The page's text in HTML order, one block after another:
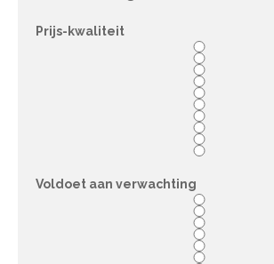
Prijs-kwaliteit
Voldoet aan verwachting